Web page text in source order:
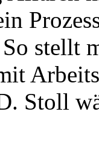
stellt
Stoll